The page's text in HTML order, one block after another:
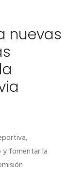
nuevas
y fomentar la